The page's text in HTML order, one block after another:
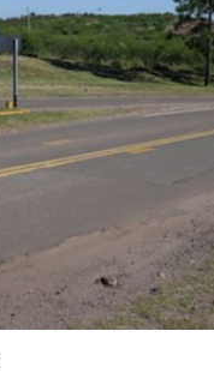
La Sole en Cadena 3